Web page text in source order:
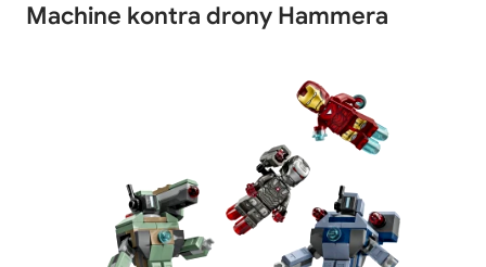
Machine kontra drony Hammera